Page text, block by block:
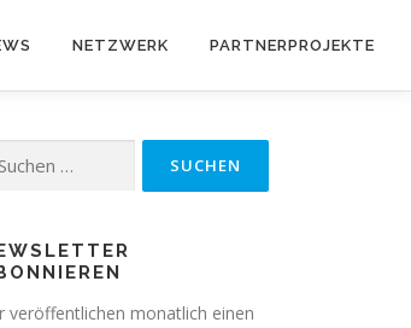
NETZWERK PARTNERPROJEKTE
veröffentlichen monatlich einen